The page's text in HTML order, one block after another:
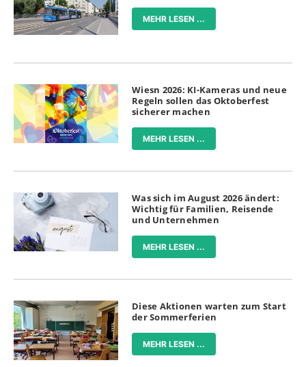
MEHR LESEN ...
Wiesn 2026: KI-Kameras und neue
Regeln sollen das Oktoberfest
sicherer machen
MEHR LESEN ...
Was sich im August 2026 ändert:
Wichtig für Familien, Reisende
und Unternehmen
MEHR LESEN ...
Diese Aktionen warten zum Start
der Sommerferien
MEHR LESEN ...